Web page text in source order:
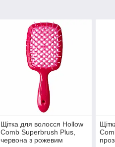
Щітка для волосся Hollow
Comb Superbrush Plus,
червона з рожевим